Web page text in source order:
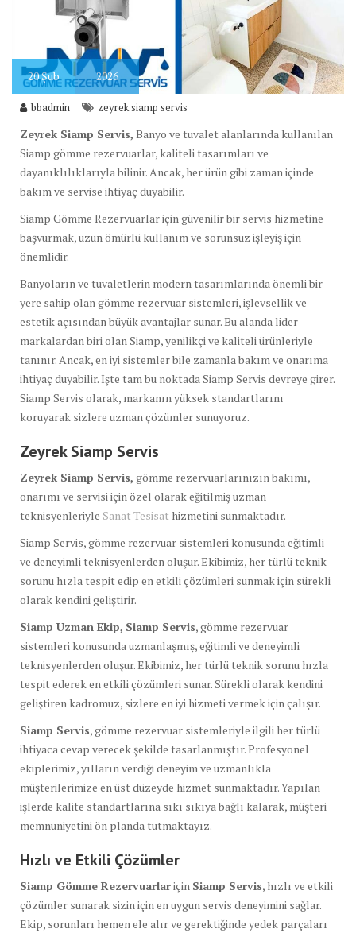
20Şub 2026
bbadmin zeyrek siamp servis
Zeyrek Siamp Servis, Banyo ve tuvalet alanlarında kullanılan
Siamp gömme rezervuarlar, kaliteli tasarımları ve
dayanıklılıklarıyla bilinir. Ancak, her ürün gibi zaman içinde
bakım ve servise ihtiyaç duyabilir.
Siamp Gömme Rezervuarlar için güvenilir bir servis hizmetine
başvurmak, uzun ömürlü kullanım ve sorunsuz işleyiş için
önemlidir.
Banyoların ve tuvaletlerin modern tasarımlarında önemli bir
yere sahip olan gömme rezervuar sistemleri, işlevsellik ve
estetik açısından büyük avantajlar sunar. Bu alanda lider
markalardan biri olan Siamp, yenilikçi ve kaliteli ürünleriyle
tanınır. Ancak, en iyi sistemler bile zamanla bakım ve onarıma
ihtiyaç duyabilir. İşte tam bu noktada Siamp Servis devreye girer.
Siamp Servis olarak, markanın yüksek standartlarını
koruyarak sizlere uzman çözümler sunuyoruz.
Zeyrek Siamp Servis
Zeyrek Siamp Servis, gömme rezervuarlarınızın bakımı,
onarımı ve servisi için özel olarak eğitilmiş uzman
teknisyenleriyle Sanat Tesisat hizmetini sunmaktadır.
Siamp Servis, gömme rezervuar sistemleri konusunda eğitimli
ve deneyimli teknisyenlerden oluşur. Ekibimiz, her türlü teknik
sorunu hızla tespit edip en etkili çözümleri sunmak için sürekli
olarak kendini geliştirir.
Siamp Uzman Ekip, Siamp Servis, gömme rezervuar
sistemleri konusunda uzmanlaşmış, eğitimli ve deneyimli
teknisyenlerden oluşur. Ekibimiz, her türlü teknik sorunu hızla
tespit ederek en etkili çözümleri sunar. Sürekli olarak kendini
geliştiren kadromuz, sizlere en iyi hizmeti vermek için çalışır.
Siamp Servis, gömme rezervuar sistemleriyle ilgili her türlü
ihtiyaca cevap verecek şekilde tasarlanmıştır. Profesyonel
ekiplerimiz, yılların verdiği deneyim ve uzmanlıkla
müşterilerimize en üst düzeyde hizmet sunmaktadır. Yapılan
işlerde kalite standartlarına sıkı sıkıya bağlı kalarak, müşteri
memnuniyetini ön planda tutmaktayız.
Hızlı ve Etkili Çözümler
Siamp Gömme Rezervuarlariçin Siamp Servis, hızlı ve etkili
çözümler sunarak sizin için en uygun servis deneyimini sağlar.
Ekip, sorunları hemen ele alır ve gerektiğinde yedek parçaları